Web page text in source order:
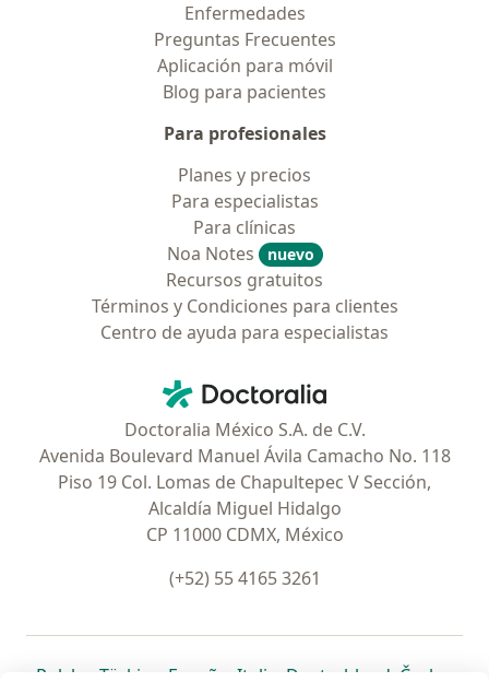
Enfermedades
Preguntas Frecuentes
Aplicación para móvil
Blog para pacientes
Para profesionales
Planes y precios
Para especialistas
Para clínicas
Noa Notes
nuevo
Recursos gratuitos
Términos y Condiciones para clientes
Centro de ayuda para especialistas
Doctoralia - Página de inicio
Doctoralia México S.A. de C.V.
Avenida Boulevard Manuel Ávila Camacho No. 118
Piso 19 Col. Lomas de Chapultepec V Sección,
Alcaldía Miguel Hidalgo
CP 11000 CDMX, México
(+52) 55 4165 3261
Polska se abre en una nueva pestaña
Türkiye se abre en una nueva pestaña
España se abre en una nueva pestaña
Italia se abre en una nueva
Deutschlandse abre en
Česko